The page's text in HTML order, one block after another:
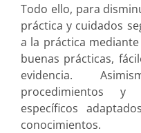
Todo ello, para
práctica y cuidados
a la práctica
buenas prácticas,
evidencia.
procedimientos y
específicos
conocimientos.